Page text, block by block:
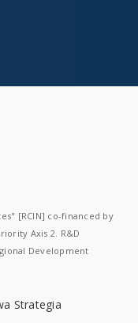
[RCIN] co-financed by
Axis 2. R&D
Development